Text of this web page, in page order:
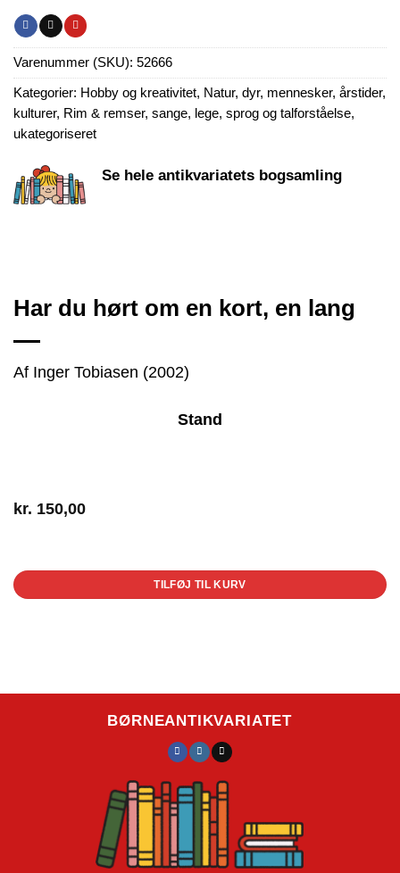
Varenummer (SKU): 52666
Kategorier: Hobby og kreativitet, Natur, dyr, mennesker, årstider,
kulturer, Rim & remser, sange, lege, sprog og talforståelse,
ukategoriseret
Se hele antikvariatets bogsamling
Har du hørt om en kort, en lang
Af Inger Tobiasen (2002)
Stand
kr. 150,00
TILFØJ TIL KURV
BØRNEANTIKVARIATET